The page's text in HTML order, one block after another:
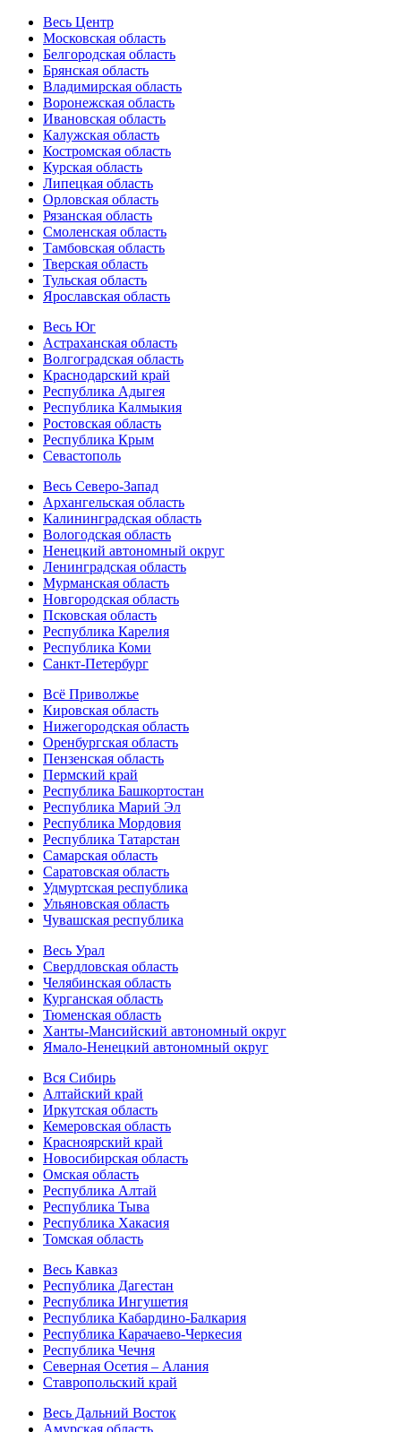
Весь Центр
Московская область
Белгородская область
Брянская область
Владимирская область
Воронежская область
Ивановская область
Калужская область
Костромская область
Курская область
Липецкая область
Орловская область
Рязанская область
Смоленская область
Тамбовская область
Тверская область
Тульская область
Ярославская область
Весь Юг
Астраханская область
Волгоградская область
Краснодарский край
Республика Адыгея
Республика Калмыкия
Ростовская область
Республика Крым
Севастополь
Весь Северо-Запад
Архангельская область
Калининградская область
Вологодская область
Ненецкий автономный округ
Ленинградская область
Мурманская область
Новгородская область
Псковская область
Республика Карелия
Республика Коми
Санкт-Петербург
Всё Приволжье
Кировская область
Нижегородская область
Оренбургская область
Пензенская область
Пермский край
Республика Башкортостан
Республика Марий Эл
Республика Мордовия
Республика Татарстан
Самарская область
Саратовская область
Удмуртская республика
Ульяновская область
Чувашская республика
Весь Урал
Свердловская область
Челябинская область
Курганская область
Тюменская область
Ханты-Мансийский автономный округ
Ямало-Ненецкий автономный округ
Вся Сибирь
Алтайский край
Иркутская область
Кемеровская область
Красноярский край
Новосибирская область
Омская область
Республика Алтай
Республика Тыва
Республика Хакасия
Томская область
Весь Кавказ
Республика Дагестан
Республика Ингушетия
Республика Кабардино-Балкария
Республика Карачаево-Черкесия
Республика Чечня
Северная Осетия – Алания
Ставропольский край
Весь Дальний Восток
Амурская область